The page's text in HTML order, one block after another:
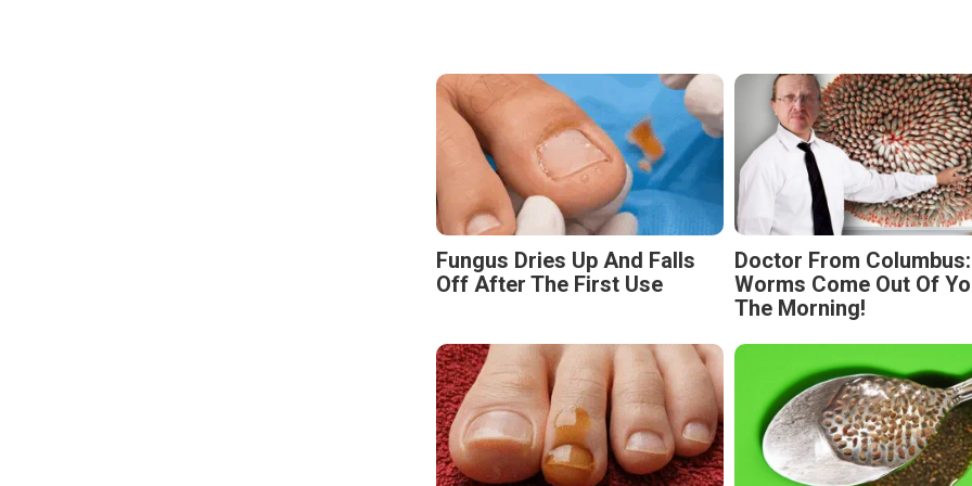
Fungus Dries Up And Falls
Off After The First Use
Doctor From Columbus:
Worms Come Out Of
The Morning!